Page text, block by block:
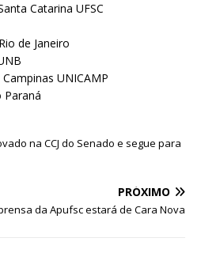
Catarina UFSC
de Janeiro
UNICAMP
Paraná
na CCJ do Senado e segue para
PRÓXIMO
da Apufsc estará de Cara Nova